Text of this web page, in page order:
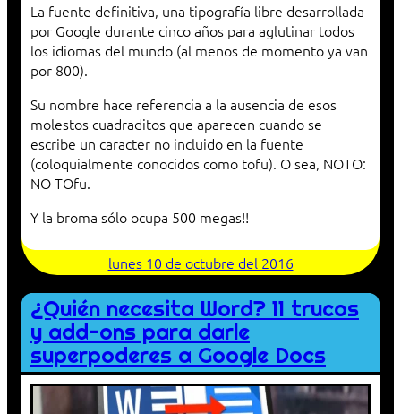
La fuente definitiva, una tipografía libre desarrollada
por Google durante cinco años para aglutinar todos
los idiomas del mundo (al menos de momento ya van
por 800).
Su nombre hace referencia a la ausencia de esos
molestos cuadraditos que aparecen cuando se
escribe un caracter no incluido en la fuente
(coloquialmente conocidos como tofu). O sea, NOTO:
NO TOfu.
Y la broma sólo ocupa 500 megas!!
lunes 10 de octubre del 2016
¿Quién necesita Word? 11 trucos
y add-ons para darle
superpoderes a Google Docs